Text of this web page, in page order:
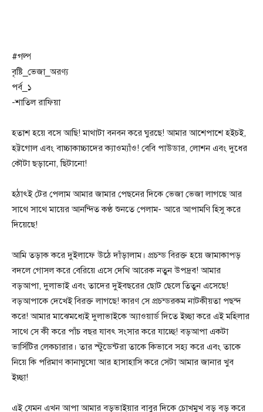
#গল্প
বৃষ্টি_ভেজা_অরণ্য
পর্ব_১
-শাতিল রাফিয়া
হতাশ হয়ে বসে আছি! মাথাটা বনবন করে ঘুরছে! আমার আশেপাশে হইচই,
হট্টগোল এবং বাচ্চাকাচ্চাদের ক্যাওম্যাঁও! বেবি পাউডার, লোশন এবং দুধের
কৌটা ছড়ানো, ছিটানো!
হঠাৎই টের পেলাম আমার জামার পেছনের দিকে ভেজা ভেজা লাগছে আর
সাথে সাথে মায়ের আনন্দিত কণ্ঠ শুনতে পেলাম- আরে আপামণি হিসু করে
দিয়েছে!
আমি তড়াক করে দুইলাফে উঠে দাঁড়ালাম। প্রচন্ড বিরক্ত হয়ে জামাকাপড়
বদলে গোসল করে বেরিয়ে এসে দেখি আরেক নতুন উপদ্রব! আমার
বড়আপা, দুলাভাই এবং তাদের দুইবছরের ছোট ছেলে তিতুন এসেছে!
বড়আপাকে দেখেই বিরক্ত লাগছে! কারণ সে প্রচন্ডরকম নাটকীয়তা পছন্দ
করে! আমার মাঝেমধ্যেই দুলাভাইকে অ্যাওয়ার্ড দিতে ইচ্ছা করে এই মহিলার
সাথে সে কী করে পাঁচ বছর যাবৎ সংসার করে যাচ্ছে! বড়আপা একটা
ভার্সিটির লেকচারার। তার স্টুডেন্টরা তাকে কিভাবে সহ্য করে এবং তাকে
নিয়ে কি পরিমাণ কানাঘুষো আর হাসাহাসি করে সেটা আমার জানার খুব
ইচ্ছা!
এই যেমন এখন আপা আমার বড়ভাইয়ার বাবুর দিকে চোখমুখ বড় বড় করে